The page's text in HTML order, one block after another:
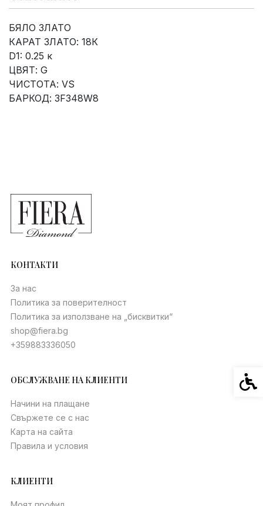
БЯЛО ЗЛАТО
КАРАТ ЗЛАТО: 18К
D1: 0.25 к
ЦВЯТ: G
ЧИСТОТА: VS
БАРКОД: 3F348W8
КОНТАКТИ
За нас
Политика за поверителност
Политика за използване на „бисквитки“
shop@fiera.bg
+359883336050
ОБСЛУЖВАНЕ НА КЛИЕНТИ
Начини на плащане
Свържете се с нас
Карта на сайта
Правила и условия
КЛИЕНТИ